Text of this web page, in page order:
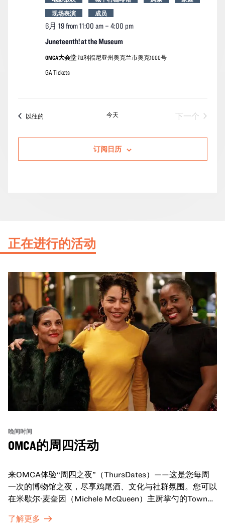
Juneteenth! at the Museum
6月 19 from 11:00 am– 4:00 pm
现场表演
成员
OMCA大会堂加利福尼亚州奥克兰市奥克1000号
GA Tickets
以往的活动 今天 下一个 活动
订阅日历
正在进行的活动
晚间时间
OMCA的周四活动
来OMCA体验“周四之夜”（ThursDates）——这是您每周
一次的博物馆之夜，尽享鸡尾酒、文化与社群氛围。您可以
在米歇尔·麦奎因（Michele McQueen）主厨掌勺的Town
探索那些在夜幕下焕发活力的展厅，那里将呈现快闪表演、
了解更多